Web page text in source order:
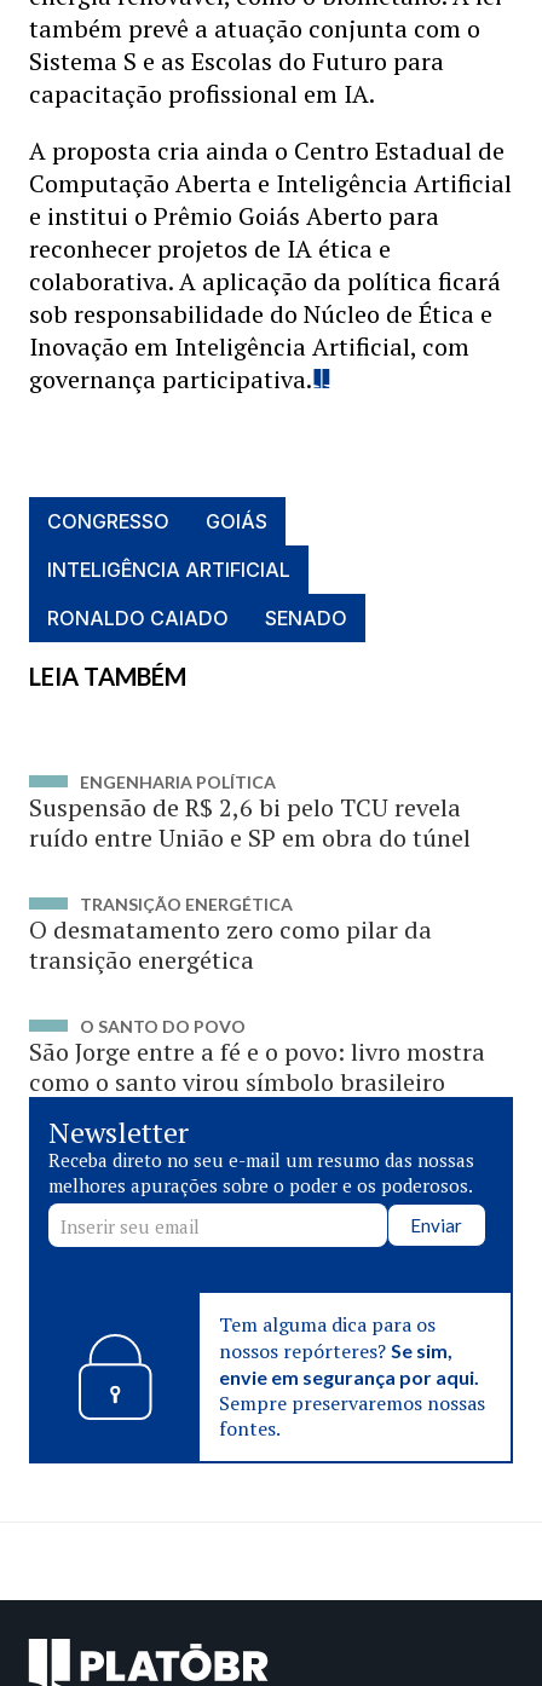
também prevê a atuação conjunta com o
Sistema S e as Escolas do Futuro para
capacitação profissional em IA.
A proposta cria ainda o Centro Estadual de
Computação Aberta e Inteligência Artificial
e institui o Prêmio Goiás Aberto para
reconhecer projetos de IA ética e
colaborativa. A aplicação da política ficará
sob responsabilidade do Núcleo de Ética e
Inovação em Inteligência Artificial, com
governança participativa.
CONGRESSO
GOIÁS
INTELIGÊNCIA ARTIFICIAL
RONALDO CAIADO
SENADO
LEIA TAMBÉM
ENGENHARIA POLÍTICA
Suspensão de R$ 2,6 bi pelo TCU revela
ruído entre União e SP em obra do túnel
TRANSIÇÃO ENERGÉTICA
O desmatamento zero como pilar da
transição energética
O SANTO DO POVO
São Jorge entre a fé e o povo: livro mostra
como o santo virou símbolo brasileiro
Newsletter
Receba direto no seu e-mail um resumo das nossas
melhores apurações sobre o poder e os poderosos.
Enviar
Tem alguma dica para os
nossos repórteres? Se sim,
envie em segurança por aqui.
Sempre preservaremos nossas
fontes.